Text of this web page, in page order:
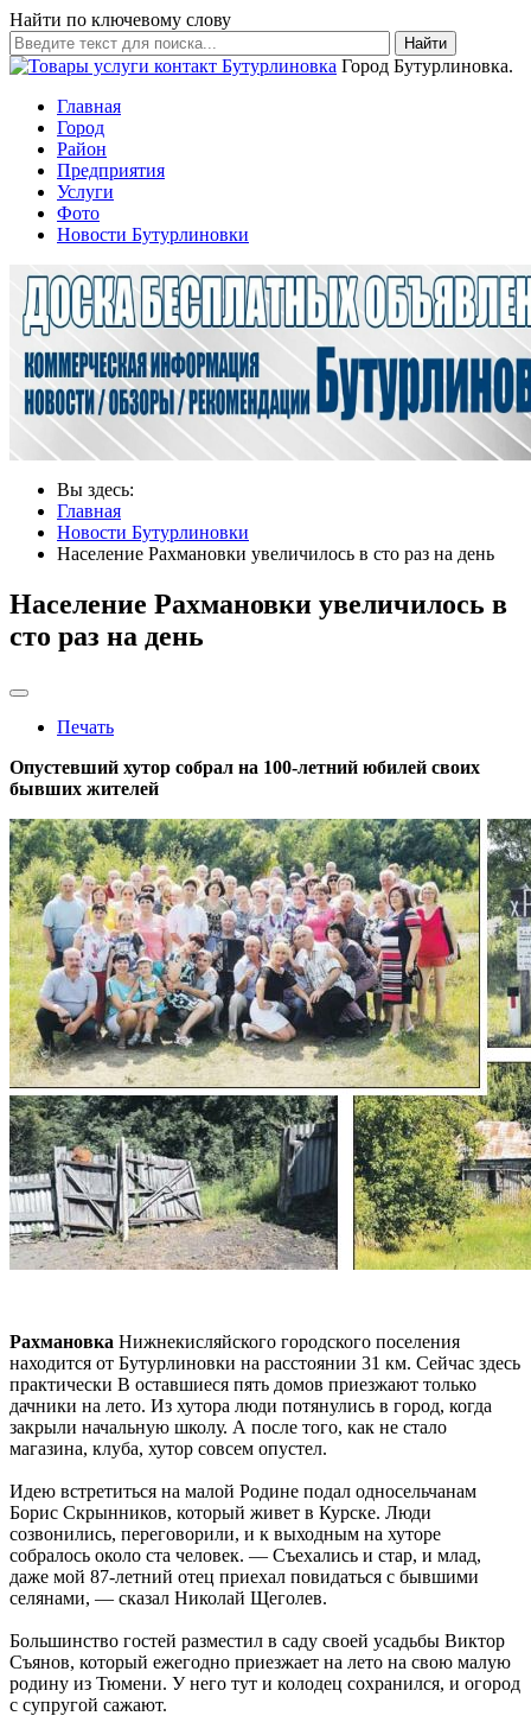
Найти по ключевому слову
Найти
Город Бутурлиновка.
Главная
Город
Район
Предприятия
Услуги
Фото
Новости Бутурлиновки
Вы здесь:
Главная
Новости Бутурлиновки
Население Рахмановки увеличилось в сто раз на день
Население Рахмановки увеличилось в
сто раз на день
Печать
Опустевший хутор собрал на 100-летний юбилей своих
бывших жителей
Рахмановка Нижнекисляйского городского поселения
находится от Бутурлиновки на расстоянии 31 км. Сейчас здесь
практически В оставшиеся пять домов приезжают только
дачники на лето. Из хутора люди потянулись в город, когда
закрыли начальную школу. А после того, как не стало
магазина, клуба, хутор совсем опустел.
Идею встретиться на малой Родине подал односельчанам
Борис Скрынников, который живет в Курске. Люди
созвонились, переговорили, и к выходным на хуторе
собралось около ста человек. — Съехались и стар, и млад,
даже мой 87-летний отец приехал повидаться с бывшими
селянами, — сказал Николай Щеголев.
Большинство гостей разместил в саду своей усадьбы Виктор
Съянов, который ежегодно приезжает на лето на свою малую
родину из Тюмени. У него тут и колодец сохранился, и огород
с супругой сажают.